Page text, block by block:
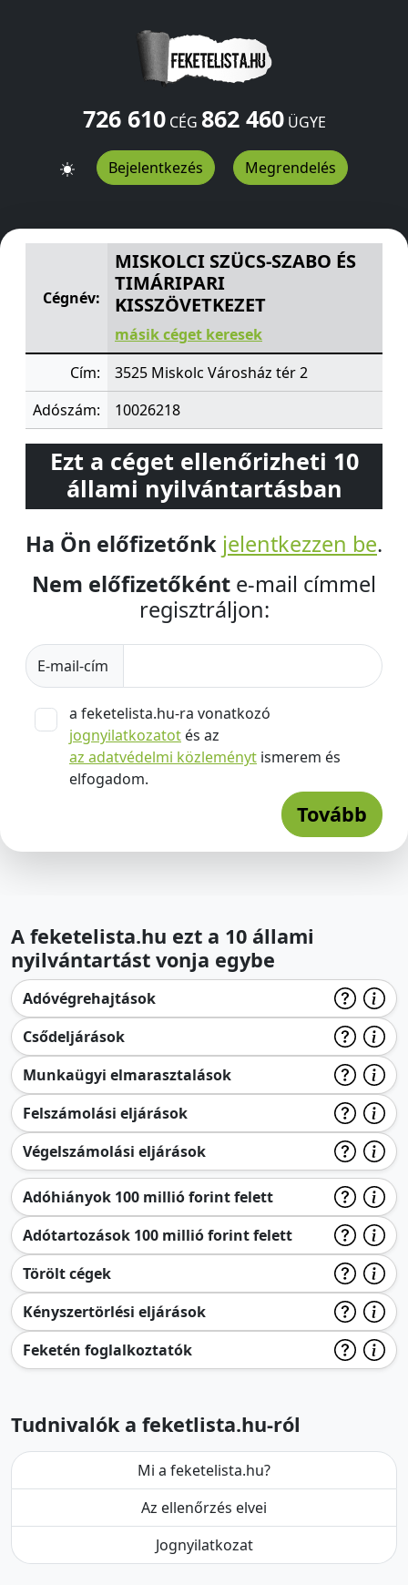
726 610CÉG 862 460ÜGYE
Bejelentkezés Megrendelés
MISKOLCI SZÜCS-SZABO ÉS TIMÁRIPARI
Cégnév:
MISKOLCI SZÜCS-SZABO ÉS
TIMÁRIPARI
KISSZÖVETKEZET
másik céget keresek
Cím:
3525 Miskolc Városház tér 2
Adószám:
10026218
Ezt a céget ellenőrizheti 10
állami nyilvántartásban
Ha Ön előfizetőnk jelentkezzen be.
Nem előfizetőként e-mail címmel
regisztráljon:
E-mail-cím
a feketelista.hu-ra vonatkozó
jognyilatkozatot és az
az adatvédelmi közleményt ismerem és
elfogadom.
Tovább
A feketelista.hu ezt a 10 állami
nyilvántartást vonja egybe
Adóvégrehajtások
Csődeljárások
Munkaügyi elmarasztalások
Felszámolási eljárások
Végelszámolási eljárások
Adóhiányok 100 millió forint felett
Adótartozások 100 millió forint felett
Törölt cégek
Kényszertörlési eljárások
Feketén foglalkoztatók
Tudnivalók a feketlista.hu-ról
Mi a feketelista.hu?
Az ellenőrzés elvei
Jognyilatkozat